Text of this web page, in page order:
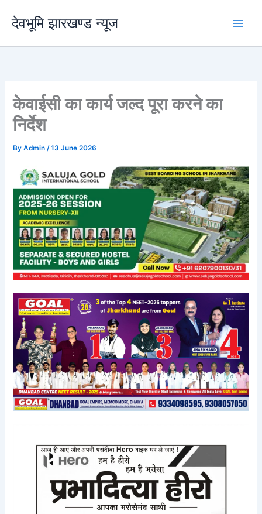
content
देवभूमि झारखण्ड न्यूज
केवाईसी का कार्य जल्द पूरा करने का
निर्देश
ByAdmin/13 June 2026